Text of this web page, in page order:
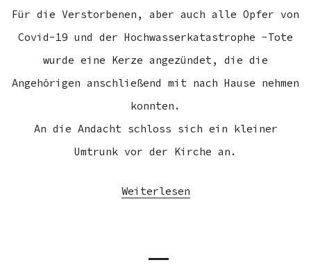
Für die Verstorbenen, aber auch alle Opfer von
Covid-19 und der Hochwasserkatastrophe -Tote
wurde eine Kerze angezündet, die die
Angehörigen anschließend mit nach Hause nehmen
konnten.
An die Andacht schloss sich ein kleiner
Umtrunk vor der Kirche an.
Weiterlesen